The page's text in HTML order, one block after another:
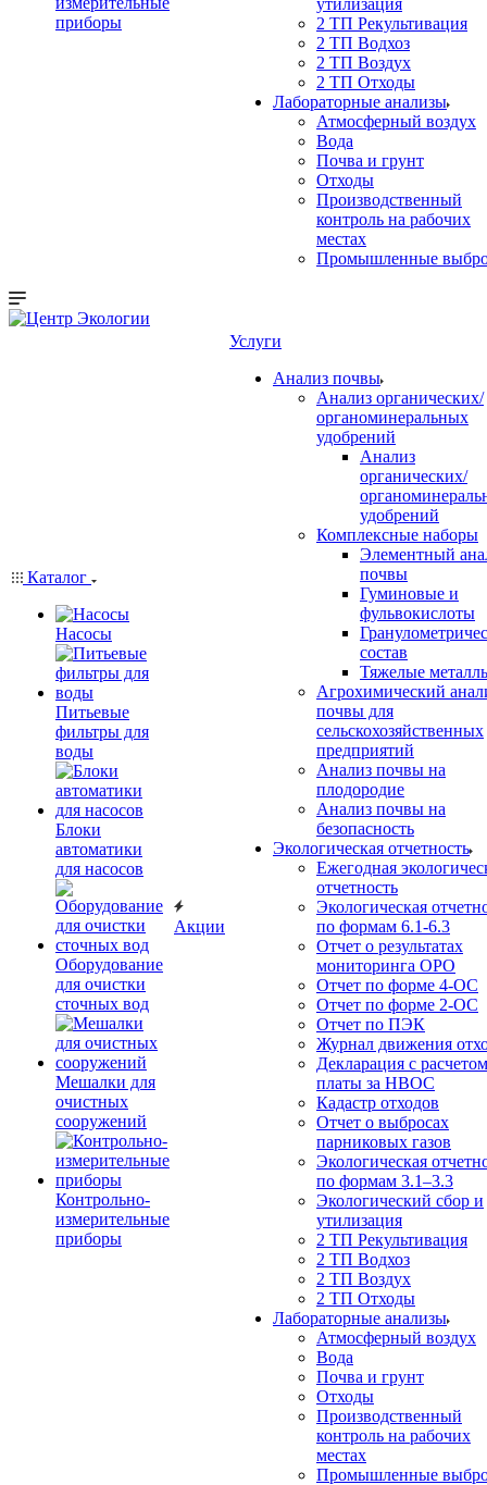
приборы
2 ТП Рекультивация
2 ТП Водхоз
2 ТП Воздух
2 ТП Отходы
Лабораторные анализы
Атмосферный воздух
Вода
Почва и грунт
Отходы
Производственный
контроль на рабочих
местах
Промышленные
Каталог
Насосы
Питьевые
фильтры для
воды
Блоки
автоматики
для насосов
Оборудование
для очистки
сточных вод
Мешалки для
очистных
сооружений
Контрольно-
измерительные
приборы
Акции
Услуги
Анализ почвы
Анализ органических/
органоминеральных
удобрений
Анализ
органических/
удобрений
Комплексные наборы
Элементный
почвы
Гуминовые и
фульвокислоты
состав
Тяжелые
Агрохимический
почвы для
сельскохозяйственных
предприятий
Анализ почвы на
плодородие
Анализ почвы на
безопасность
Экологическая отчетность
Ежегодная
отчетность
Экологическая
по формам 6.1-6.3
Отчет о результатах
мониторинга ОРО
Отчет по форме 4-ОС
Отчет по форме 2-ОС
Отчет по ПЭК
Журнал движения
Декларация с расчетом
платы за НВОС
Кадастр отходов
Отчет о выбросах
парниковых газов
Экологическая
по формам 3.1–3.3
Экологический сбор и
утилизация
2 ТП Рекультивация
2 ТП Водхоз
2 ТП Воздух
2 ТП Отходы
Лабораторные анализы
Атмосферный воздух
Вода
Почва и грунт
Отходы
Производственный
контроль на рабочих
местах
Промышленные